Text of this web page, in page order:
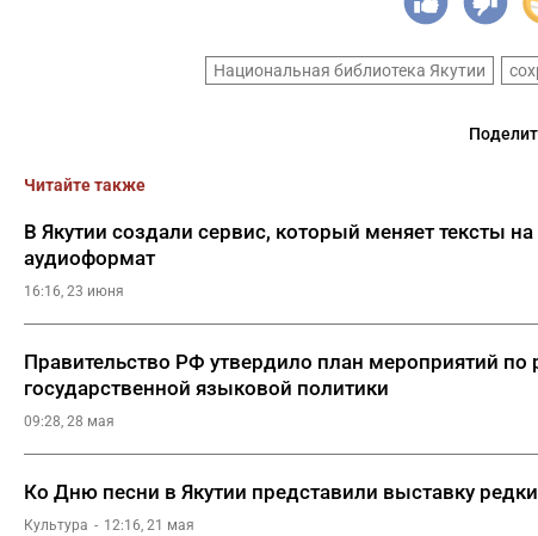
Национальная библиотека Якутии
Читайте также
В Якутии создали сервис, который меняет тексты
аудиоформат
16:16, 23 июня
Правительство РФ утвердило план мероприятий по
государственной языковой политики
09:28, 28 мая
Ко Дню песни в Якутии представили выставку
Культура 12:16, 21 мая